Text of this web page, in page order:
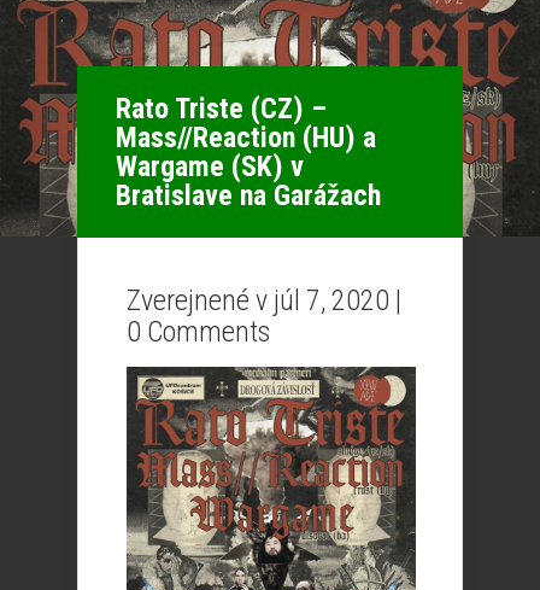
Rato Triste (CZ) –
Mass//Reaction (HU) a
Wargame (SK) v
Bratislave na Garážach
Zverejnené v júl 7, 2020 |
0 Comments